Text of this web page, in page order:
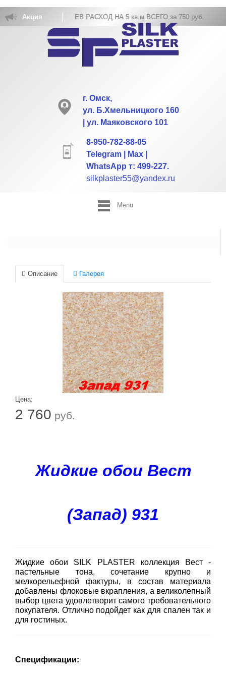
Акция
ЖИДКИХ ОБОЕВ РАСХОД НА 5 кв.м ВСЕГО за 750 руб.
г. Омск,
ул. Б.Хмельницкого 160
| ул. Маяковского 101
8-950-782-88-05
Telegram | Max |
WhatsApp т: 499-227.
silkplaster55@yandex.ru
Menu
Описание Галерея
Цена:
2 760 руб.
Жидкие обои Вест
(Запад) 931
Жидкие обои SILK PLASTER коллекция Вест -
пастельные тона, сочетание крупно и
мелкорельефной фактуры, в состав материала
добавлены флоковые вкрапления, а великолепный
выбор цвета удовлетворит самого требовательного
покупателя. Отлично подойдет как для спален так и
для гостиных.
Спецификации: